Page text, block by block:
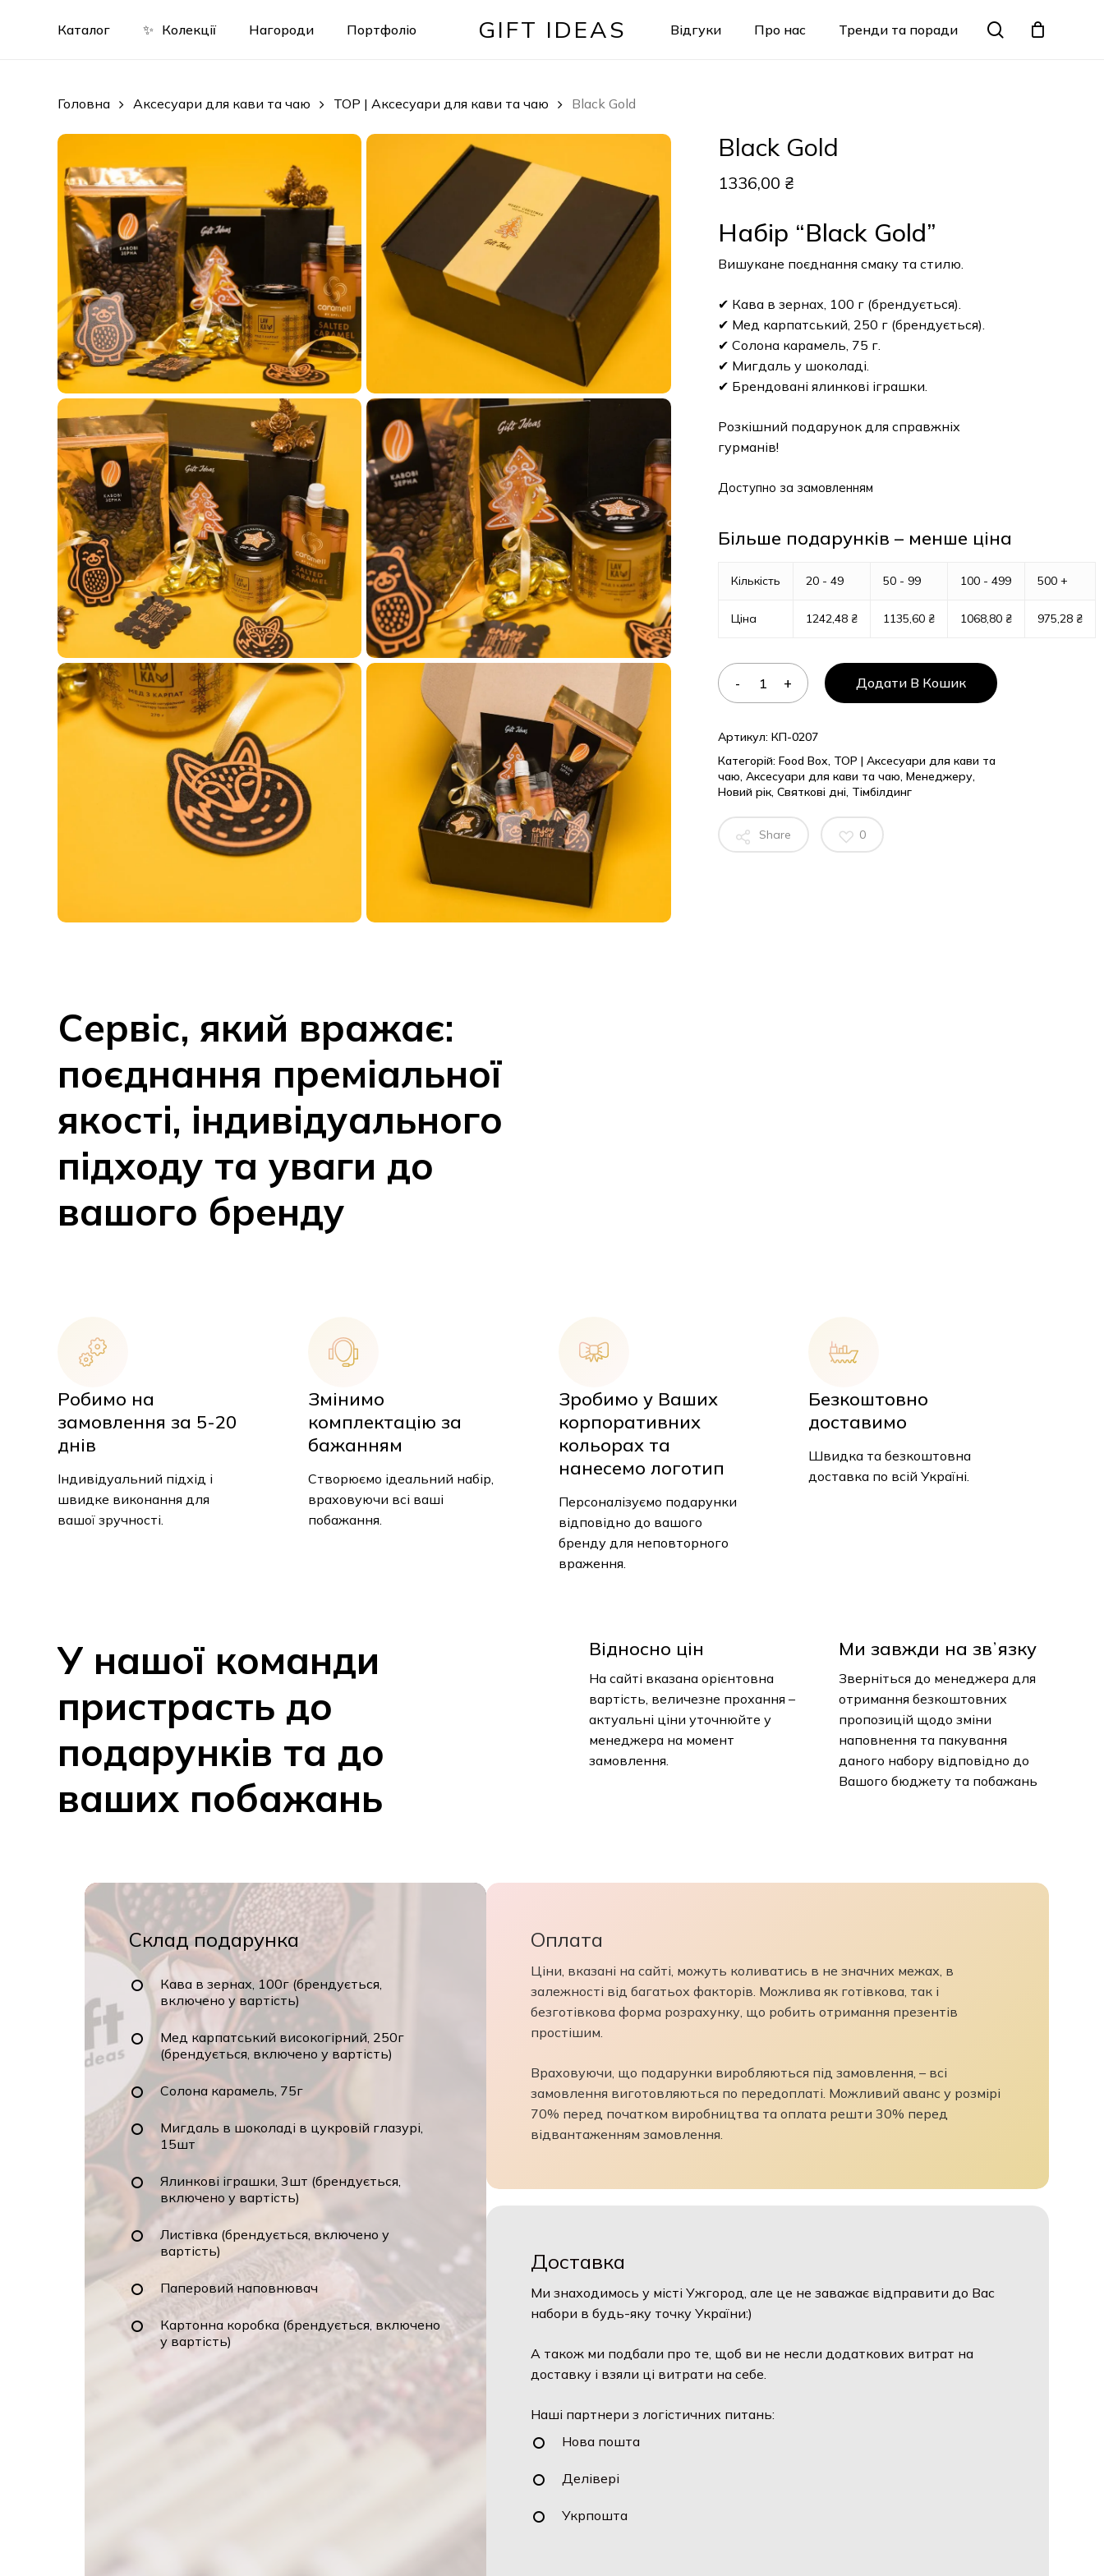
GIFT IDEAS
Каталог ✨ Колекції Нагороди Портфоліо Відгуки Про нас Тренди та поради search
Кошик
У кошику немає товарів.
Головна Аксесуари для кави та чаю TOP | Аксесуари для кави та чаю Black Gold
Black Gold
1336,00 ₴
Набір “Black Gold”
Вишукане поєднання смаку та стилю.
✔ Кава в зернах, 100 г (брендується).
✔ Мед карпатський, 250 г (брендується).
✔ Солона карамель, 75 г.
✔ Мигдаль у шоколаді.
✔ Брендовані ялинкові іграшки.
Розкішний подарунок для справжніх
гурманів!
Доступно за замовленням
Більше подарунків – менше ціна
Кількість 20 - 49 50 - 99 100 - 499 500 +
Ціна 1242,48 ₴ 1135,60 ₴ 1068,80 ₴ 975,28 ₴
Додати В Кошик
Артикул: КП-0207
Категорій: Food Box, TOP | Аксесуари для кави та
чаю, Аксесуари для кави та чаю, Менеджеру,
Новий рік, Святкові дні, Тімбілдинг
Share 0
Сервіс, який вражає:
поєднання преміальної
якості, індивідуального
підходу та уваги до
вашого бренду
Робимо на
замовлення за 5-20
днів
Індивідуальний підхід і
швидке виконання для
вашої зручності.
Змінимо
комплектацію за
бажанням
Створюємо ідеальний набір,
враховуючи всі ваші
побажання.
Зробимо у Ваших
корпоративних
кольорах та
нанесемо логотип
Персоналізуємо подарунки
відповідно до вашого
бренду для неповторного
враження.
Безкоштовно
доставимо
Швидка та безкоштовна
доставка по всій Україні.
У нашої команди
пристрасть до
подарунків та до
ваших побажань
Відносно цін
На сайті вказана орієнтовна
вартість, величезне прохання –
актуальні ціни уточнюйте у
менеджера на момент
замовлення.
Ми завжди на звʼязку
Зверніться до менеджера для
отримання безкоштовних
пропозицій щодо зміни
наповнення та пакування
даного набору відповідно до
Вашого бюджету та побажань
Склад подарунка
Кава в зернах, 100г (брендується,
включено у вартість)
Мед карпатський високогірний, 250г
(брендується, включено у вартість)
Солона карамель, 75г
Мигдаль в шоколаді в цукровій глазурі,
15шт
Ялинкові іграшки, 3шт (брендується,
включено у вартість)
Листівка (брендується, включено у
вартість)
Паперовий наповнювач
Картонна коробка (брендується, включено
у вартість)
Оплата
Ціни, вказані на сайті, можуть коливатись в не значних межах, в
залежності від багатьох факторів. Можлива як готівкова, так і
безготівкова форма розрахунку, що робить отримання презентів
простішим.
Враховуючи, що подарунки виробляються під замовлення, – всі
замовлення виготовляються по передоплаті. Можливий аванс у розмірі
70% перед початком виробництва та оплата решти 30% перед
відвантаженням замовлення.
Доставка
Ми знаходимось у місті Ужгород, але це не заважає відправити до Вас
набори в будь-яку точку України:)
А також ми подбали про те, щоб ви не несли додаткових витрат на
доставку і взяли ці витрати на себе.
Наші партнери з логістичних питань:
Нова пошта
Делівері
Укрпошта